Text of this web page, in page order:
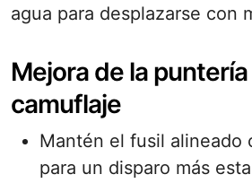
agua para desplazarse con
Mejora de la
camuflaje
Mantén el fusil alineado
para un disparo más